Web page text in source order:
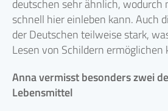
deutschen sehr ähnlich, wodurch
schnell hier einleben kann. Auch
der Deutschen teilweise stark,
Lesen von Schildern ermöglichen
Anna vermisst besonders zwei
Lebensmittel